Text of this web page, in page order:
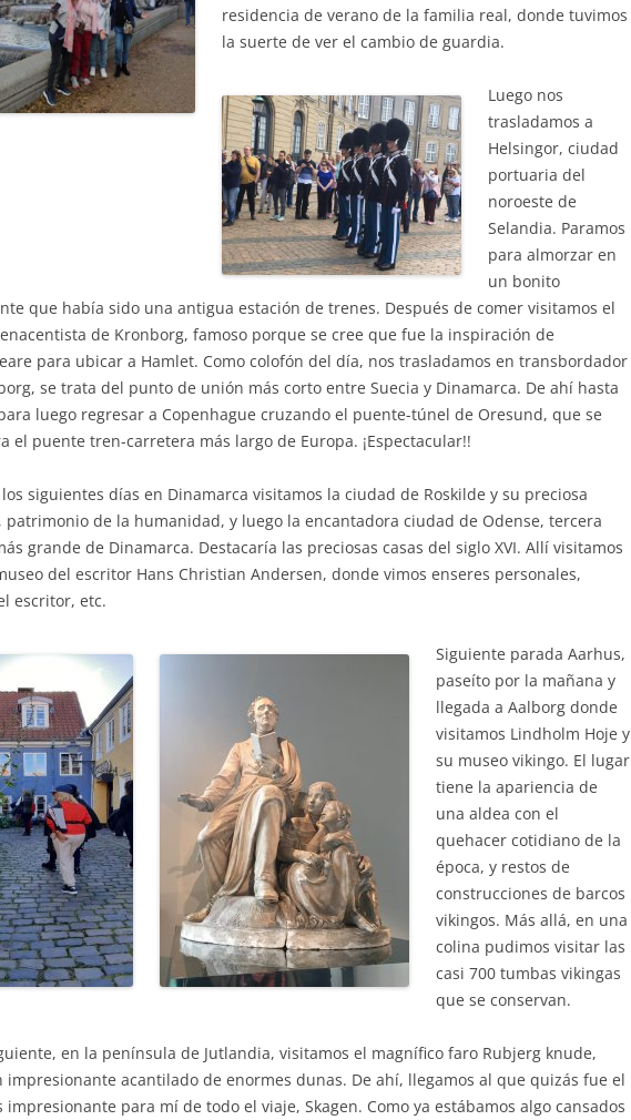
residencia de verano de la familia real, donde tuvimos
la suerte de ver el cambio de guardia.
Luego nos
trasladamos a
Helsingor, ciudad
portuaria del
noroeste de
Selandia. Paramos
para almorzar en
un bonito
que había sido una antigua estación de trenes. Después de comer visitamos el
de Kronborg, famoso porque se cree que fue la inspiración de
para ubicar a Hamlet. Como colofón del día, nos trasladamos en transbordador
se trata del punto de unión más corto entre Suecia y Dinamarca. De ahí hasta
luego regresar a Copenhague cruzando el puente-túnel de Oresund, que se
el puente tren-carretera más largo de Europa. ¡Espectacular!!
siguientes días en Dinamarca visitamos la ciudad de Roskilde y su preciosa
patrimonio de la humanidad, y luego la encantadora ciudad de Odense, tercera
grande de Dinamarca. Destacaría las preciosas casas del siglo XVI. Allí visitamos
del escritor Hans Christian Andersen, donde vimos enseres personales,
escritor, etc.
Siguiente parada Aarhus,
paseíto por la mañana y
llegada a Aalborg donde
visitamos Lindholm Hoje y
su museo vikingo. El lugar
tiene la apariencia de
una aldea con el
quehacer cotidiano de la
época, y restos de
construcciones de barcos
vikingos. Más allá, en una
colina pudimos visitar las
casi 700 tumbas vikingas
que se conservan.
en la península de Jutlandia, visitamos el magnífico faro Rubjerg knude,
impresionante acantilado de enormes dunas. De ahí, llegamos al que quizás fue el
impresionante para mí de todo el viaje, Skagen. Como ya estábamos algo cansados